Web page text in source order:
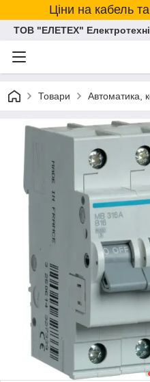
Ціни на кабель
ТОВ "ЕЛЕТЕХ"
Товари Автоматика,